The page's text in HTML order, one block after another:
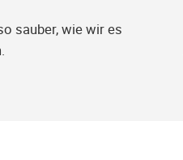
sauber, wie wir es